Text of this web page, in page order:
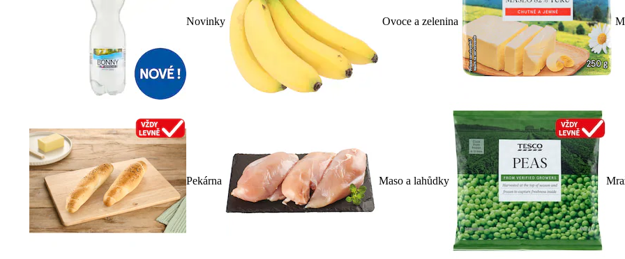
Novinky Ovoce a zelenina
Pekárna Maso a lahůdky